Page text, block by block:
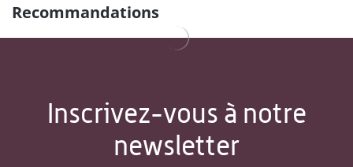
Recommandations
Inscrivez-vous à notre
newsletter